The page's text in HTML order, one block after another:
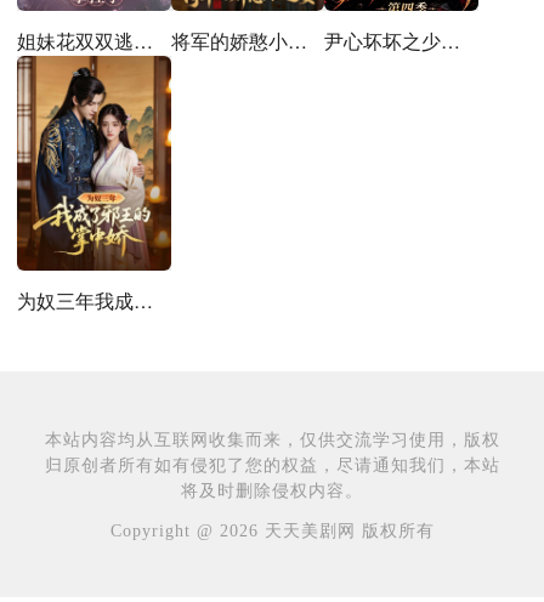
姐妹花双双逃婚，结果被未婚夫联手拿捏了 将军的娇憨小逃妻 尹心坏坏之少逼逼歪歪，反派火力全开第四季
为奴三年我成了邪王的掌中娇
本站内容均从互联网收集而来，仅供交流学习使用，版权
归原创者所有如有侵犯了您的权益，尽请通知我们，本站
将及时删除侵权内容。
Copyright @ 2026 天天美剧网 版权所有